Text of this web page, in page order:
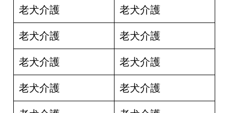
老犬介護 老犬介護
老犬介護 老犬介護
老犬介護 老犬介護
老犬介護 老犬介護